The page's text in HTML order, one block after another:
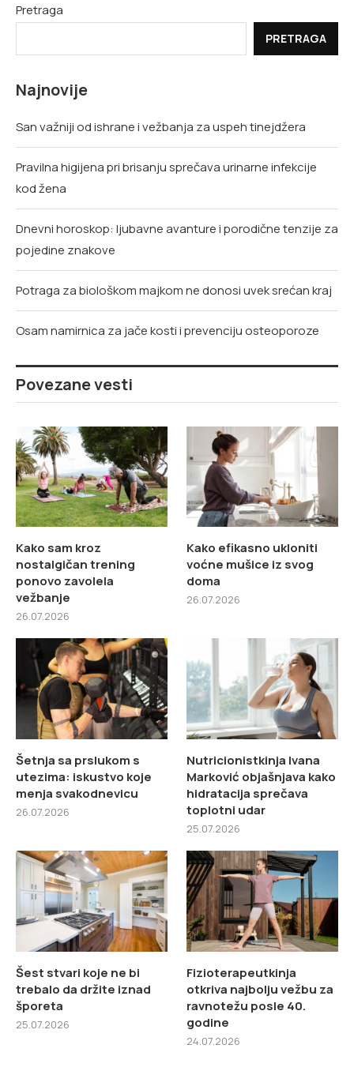
Pretraga
PRETRAGA
Najnovije
San važniji od ishrane i vežbanja za uspeh tinejdžera
Pravilna higijena pri brisanju sprečava urinarne infekcije
kod žena
Dnevni horoskop: ljubavne avanture i porodične tenzije za
pojedine znakove
Potraga za biološkom majkom ne donosi uvek srećan kraj
Osam namirnica za jače kosti i prevenciju osteoporoze
Povezane vesti
Kako sam kroz
nostalgičan trening
ponovo zavolela
vežbanje
26.07.2026
Kako efikasno ukloniti
voćne mušice iz svog
doma
26.07.2026
Šetnja sa prslukom s
utezima: iskustvo koje
menja svakodnevicu
26.07.2026
Nutricionistkinja Ivana
Marković objašnjava kako
hidratacija sprečava
toplotni udar
25.07.2026
Šest stvari koje ne bi
trebalo da držite iznad
šporeta
25.07.2026
Fizioterapeutkinja
otkriva najbolju vežbu za
ravnotežu posle 40.
godine
24.07.2026